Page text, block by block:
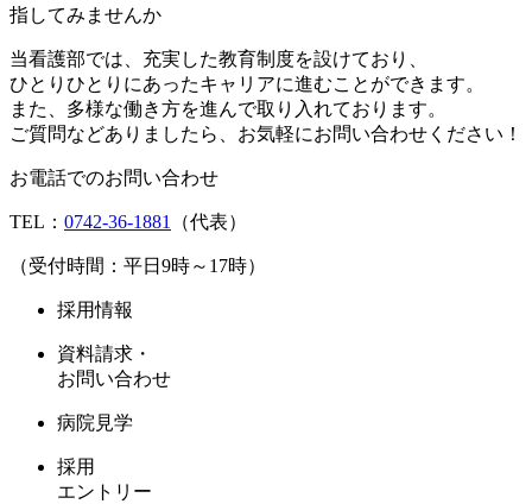
当看護部では、充実した教育制度を設けており、
ひとりひとりにあったキャリアに進むことができます。
また、多様な働き方を進んで取り入れております。
ご質問などありましたら、お気軽にお問い合わせください！
お電話でのお問い合わせ
TEL： 0742-36-1881 （代表）
（受付時間：平日9時～17時）
採用情報
資料請求・
お問い合わせ
病院見学
採用
エントリー